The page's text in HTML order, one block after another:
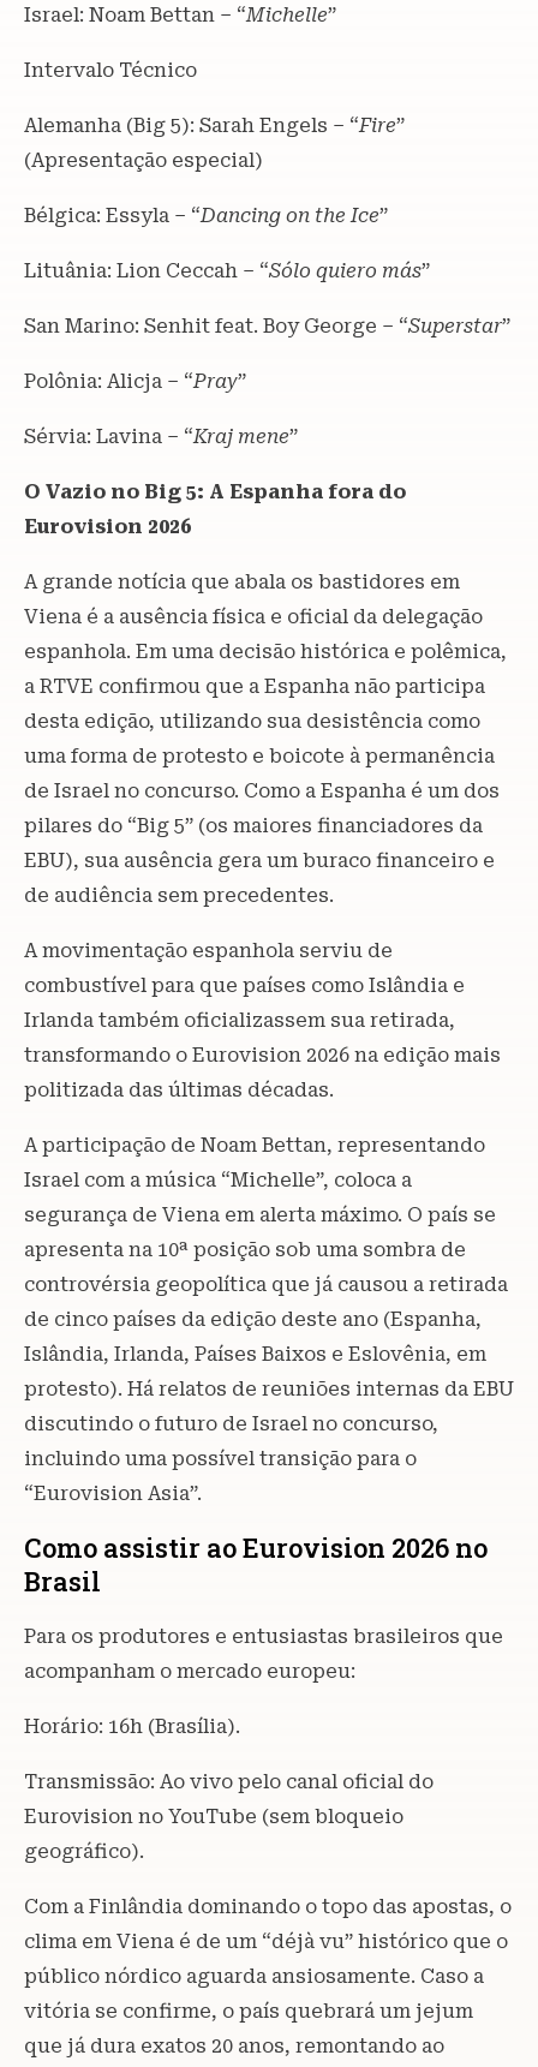
Israel: Noam Bettan – “Michelle”
Intervalo Técnico
Alemanha (Big 5): Sarah Engels – “Fire”
(Apresentação especial)
Bélgica: Essyla – “Dancing on the Ice”
Lituânia: Lion Ceccah – “Sólo quiero más”
San Marino: Senhit feat. Boy George – “Superstar”
Polônia: Alicja – “Pray”
Sérvia: Lavina – “Kraj mene”
O Vazio no Big 5: A Espanha fora do
Eurovision 2026
A grande notícia que abala os bastidores em
Viena é a ausência física e oficial da delegação
espanhola. Em uma decisão histórica e polêmica,
a RTVE confirmou que a Espanha não participa
desta edição, utilizando sua desistência como
uma forma de protesto e boicote à permanência
de Israel no concurso. Como a Espanha é um dos
pilares do “Big 5” (os maiores financiadores da
EBU), sua ausência gera um buraco financeiro e
de audiência sem precedentes.
A movimentação espanhola serviu de
combustível para que países como Islândia e
Irlanda também oficializassem sua retirada,
transformando o Eurovision 2026 na edição mais
politizada das últimas décadas.
A participação de Noam Bettan, representando
Israel com a música “Michelle”, coloca a
segurança de Viena em alerta máximo. O país se
apresenta na 10ª posição sob uma sombra de
controvérsia geopolítica que já causou a retirada
de cinco países da edição deste ano (Espanha,
Islândia, Irlanda, Países Baixos e Eslovênia, em
protesto). Há relatos de reuniões internas da EBU
discutindo o futuro de Israel no concurso,
incluindo uma possível transição para o
“Eurovision Asia”.
Como assistir ao Eurovision 2026 no
Brasil
Para os produtores e entusiastas brasileiros que
acompanham o mercado europeu:
Horário: 16h (Brasília).
Transmissão: Ao vivo pelo canal oficial do
Eurovision no YouTube (sem bloqueio
geográfico).
Com a Finlândia dominando o topo das apostas, o
clima em Viena é de um “déjà vu” histórico que o
público nórdico aguarda ansiosamente. Caso a
vitória se confirme, o país quebrará um jejum
que já dura exatos 20 anos, remontando ao